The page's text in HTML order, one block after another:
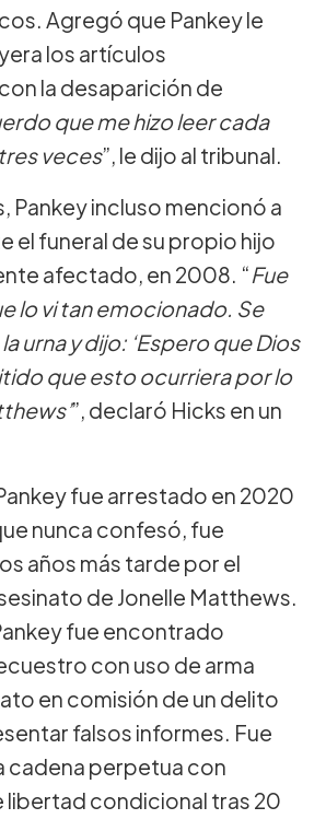
Agregó que Pankey le
los artículos
la desaparición de
que me hizo leer cada
veces”, le dijo al tribunal.
Pankey incluso mencionó a
el funeral de su propio hijo
afectado, en 2008. “Fue
lo vi tan emocionado. Se
urna y dijo: ‘Espero que Dios
que esto ocurriera por lo
”, declaró Hicks en un
fue arrestado en 2020
nunca confesó, fue
años más tarde por el
de Jonelle Matthews.
fue encontrado
con uso de arma
en comisión de un delito
falsos informes. Fue
cadena perpetua con
libertad condicional tras 20